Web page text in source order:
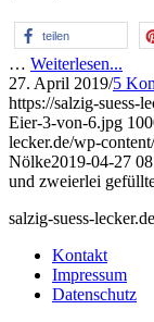
teilen
… Weiterlesen...
27. April 2019/5
https://salzig-suess-
Eier-3-von-6.jpg
lecker.de/wp-
Nölke2019-04-27
und zweierlei
salzig-suess-
Kontakt
Impressum
Datenschutz